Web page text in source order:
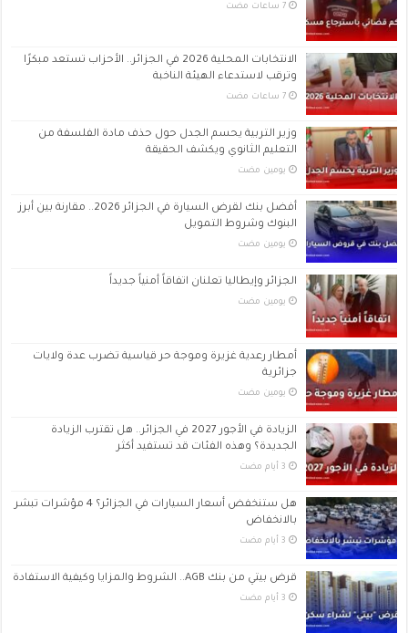
‏7 ساعات مضت
الانتخابات المحلية 2026 في الجزائر.. الأحزاب تستعد مبكرًا
وترقب لاستدعاء الهيئة الناخبة
‏7 ساعات مضت
وزير التربية يحسم الجدل حول حذف مادة الفلسفة من
التعليم الثانوي ويكشف الحقيقة
‏يومين مضت
أفضل بنك لقرض السيارة في الجزائر 2026.. مقارنة بين أبرز
البنوك وشروط التمويل
‏يومين مضت
الجزائر وإيطاليا تعلنان اتفاقاً أمنياً جديداً
‏يومين مضت
أمطار رعدية غزيرة وموجة حر قياسية تضرب عدة ولايات
جزائرية
‏يومين مضت
الزيادة في الأجور 2027 في الجزائر.. هل تقترب الزيادة
الجديدة؟ وهذه الفئات قد تستفيد أكثر
هل ستنخفض أسعار السيارات في الجزائر؟ 4 مؤشرات تبشر
بالانخفاض
قرض بيتي من بنك AGB.. الشروط والمزايا وكيفية الاستفادة